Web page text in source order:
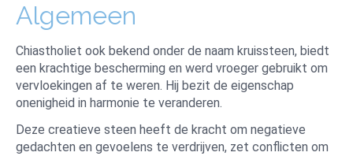
Algemeen
Chiastholiet ook bekend onder de naam kruissteen, biedt
een krachtige bescherming en werd vroeger gebruikt om
vervloekingen af te weren. Hij bezit de eigenschap
onenigheid in harmonie te veranderen.
Deze creatieve steen heeft de kracht om negatieve
gedachten en gevoelens te verdrijven, zet conflicten om